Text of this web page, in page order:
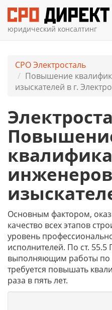
юридический консалтинг
СРО Электросталь
Повышение
изыскателей в г.
Основным фактором,
качество всех этапов
уровень
исполнителей. По ст.
выполняющим работы
требуется повышать
раза в пять лет.